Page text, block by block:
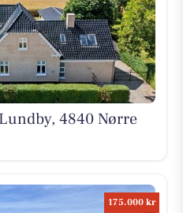
4840 Nørre
175.000 kr